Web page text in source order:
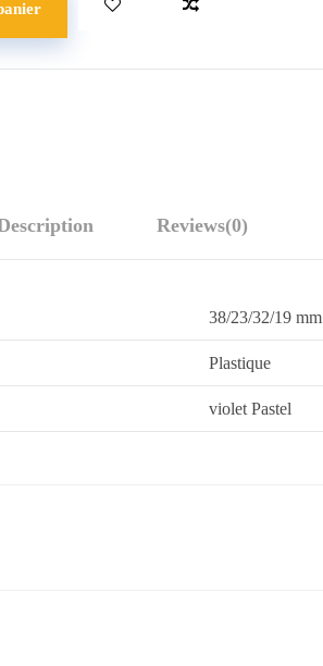
Reviews(0)
38/23/32/19 mm
Plastique
violet Pastel